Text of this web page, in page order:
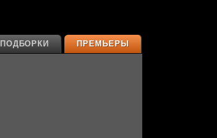
ПРЕМЬЕРЫ
ПОДБОРКИ